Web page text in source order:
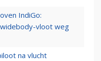
IndiGo:
vloot weg
na vlucht